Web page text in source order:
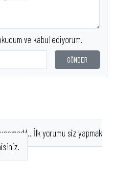
ve kabul ediyorum.
GÖNDER
İlk yorumu siz yapmak